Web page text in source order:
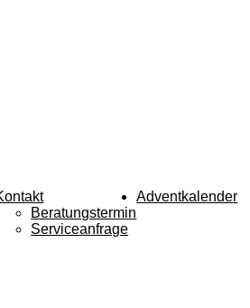
Beratungstermin
Serviceanfrage
Adventkalender